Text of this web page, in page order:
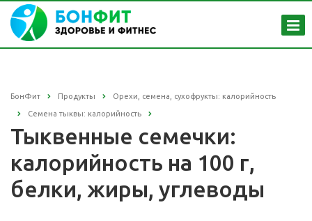
БонФит Продукты Орехи, семена, сухофрукты: калорийность
Семена тыквы: калорийность
Тыквенные семечки:
калорийность на 100 г,
белки, жиры, углеводы